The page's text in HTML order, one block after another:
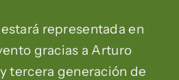
representada en
gracias a Arturo
tercera generación de